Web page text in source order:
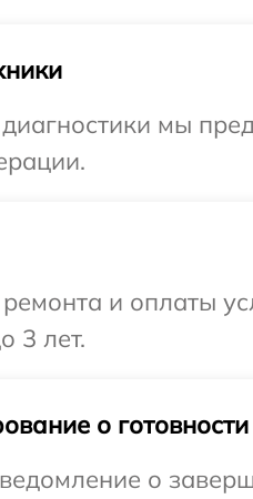
мы
и оплаты
3 лет.
о готовности
о